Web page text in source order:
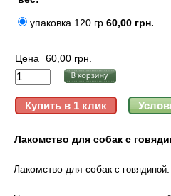
упаковка 120 гр 60,00 грн.
Цена 60,00 грн.
Лакомство для собак с
Лакомство для собак с говядиной